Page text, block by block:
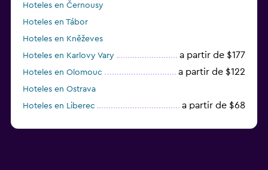
Hoteles en Černousy
Hoteles en Tábor
Hoteles en Kněževes
Hoteles en Karlovy Vary
a partir de $177
Hoteles en Olomouc a partir de $122
Hoteles en Ostrava
Hoteles en Liberec
a partir de $68